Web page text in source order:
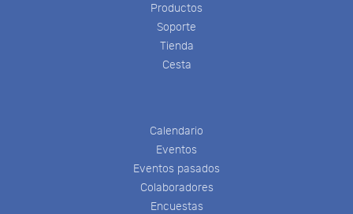
Productos
Soporte
Tienda
Cesta
Calendario
Eventos
Eventos pasados
Colaboradores
Encuestas